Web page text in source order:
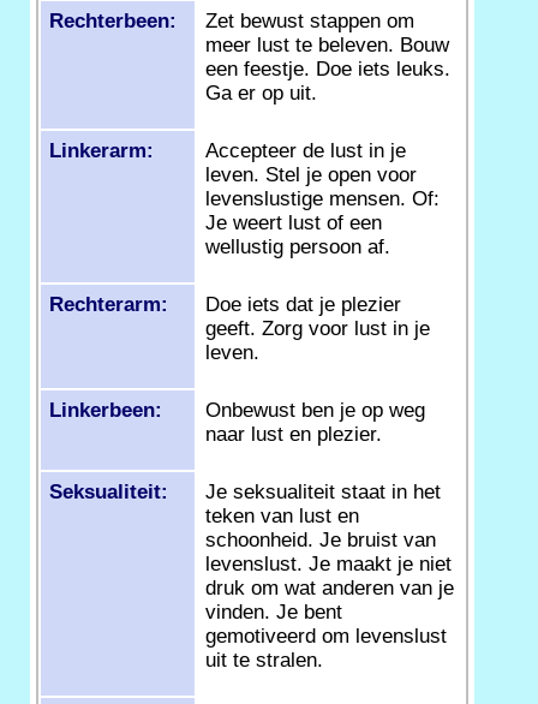
Rechterbeen:
Zet bewust stappen om
meer lust te beleven. Bouw
een feestje. Doe iets leuks.
Ga er op uit.
Linkerarm:
Accepteer de lust in je
leven. Stel je open voor
levenslustige mensen. Of:
Je weert lust of een
wellustig persoon af.
Rechterarm:
Doe iets dat je plezier
geeft. Zorg voor lust in je
leven.
Linkerbeen:
Onbewust ben je op weg
naar lust en plezier.
Seksualiteit:
Je seksualiteit staat in het
teken van lust en
schoonheid. Je bruist van
levenslust. Je maakt je niet
druk om wat anderen van je
vinden. Je bent
gemotiveerd om levenslust
uit te stralen.